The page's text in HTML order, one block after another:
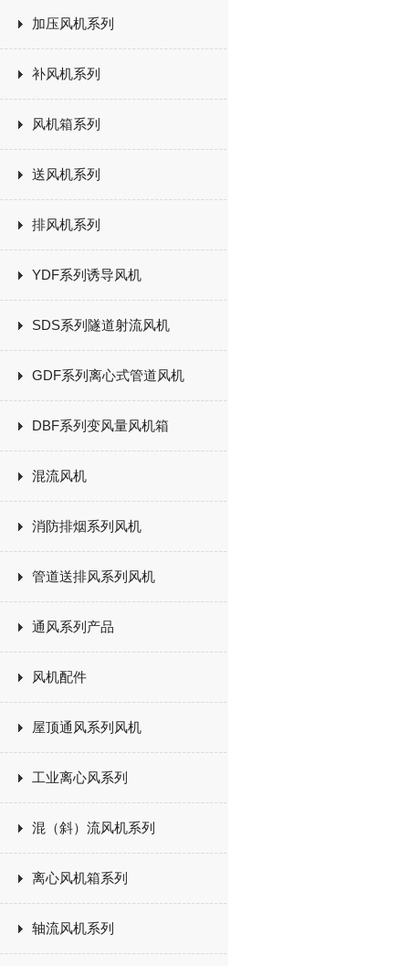
加压风机系列
补风机系列
风机箱系列
送风机系列
排风机系列
YDF系列诱导风机
SDS系列隧道射流风机
GDF系列离心式管道风机
DBF系列变风量风机箱
混流风机
消防排烟系列风机
管道送排风系列风机
通风系列产品
风机配件
屋顶通风系列风机
工业离心风系列
混（斜）流风机系列
离心风机箱系列
轴流风机系列